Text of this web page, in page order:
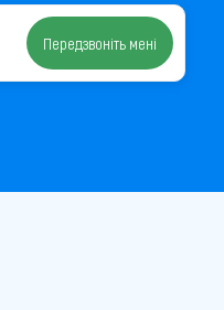
Передзвоніть мені